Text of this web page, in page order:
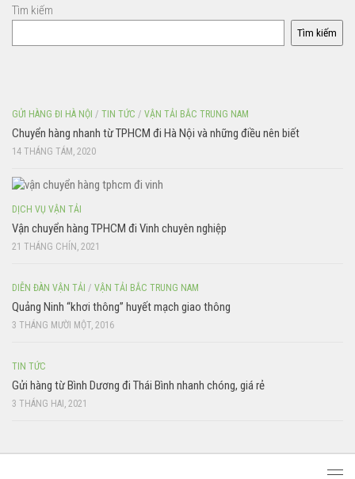
Tìm kiếm
Tìm kiếm
GỬI HÀNG ĐI HÀ NỘI / TIN TỨC / VẬN TẢI BẮC TRUNG NAM
Chuyển hàng nhanh từ TPHCM đi Hà Nội và những điều nên biết
14 THÁNG TÁM, 2020
DỊCH VỤ VẬN TẢI
Vận chuyển hàng TPHCM đi Vinh chuyên nghiệp
21 THÁNG CHÍN, 2021
DIỄN ĐÀN VẬN TẢI / VẬN TẢI BẮC TRUNG NAM
Quảng Ninh “khơi thông” huyết mạch giao thông
3 THÁNG MƯỜI MỘT, 2016
TIN TỨC
Gửi hàng từ Bình Dương đi Thái Bình nhanh chóng, giá rẻ
3 THÁNG HAI, 2021